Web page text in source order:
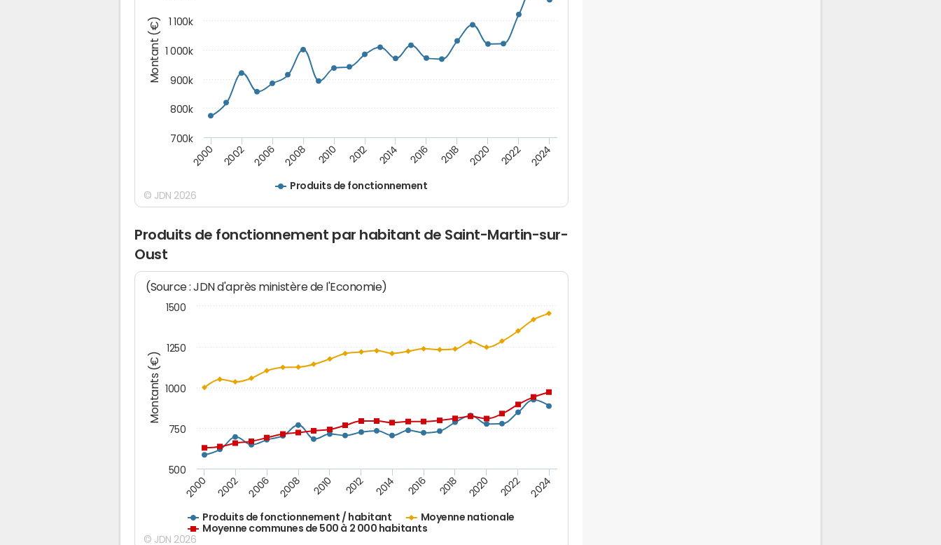
Montant (€)
Produits de fonctionnement
2000 2002 2006 2008 2010 2012 2014 2016 2018 2020 2022 2024
700k
800k
900k
1 000k
1 100k
© JDN 2026
Produits de fonctionnement par habitant de Saint-Martin-sur-
Oust
Montants (€)
(Source : JDN d'après ministère de l'Economie)
Produits de fonctionnement / habitant
Moyenne nationale
Moyenne communes de 500 à 2 000 habitants
2000 2002 2006 2008 2010 2012 2014 2016 2018 2020 2022 2024
500
750
1000
1250
1500
© JDN 2026